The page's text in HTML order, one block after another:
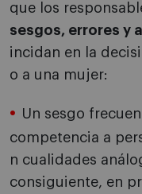
que los
sesgos, errores y
incidan en la
o a una mujer:
Un sesgo
competencia a
n cualidades
consiguiente, en